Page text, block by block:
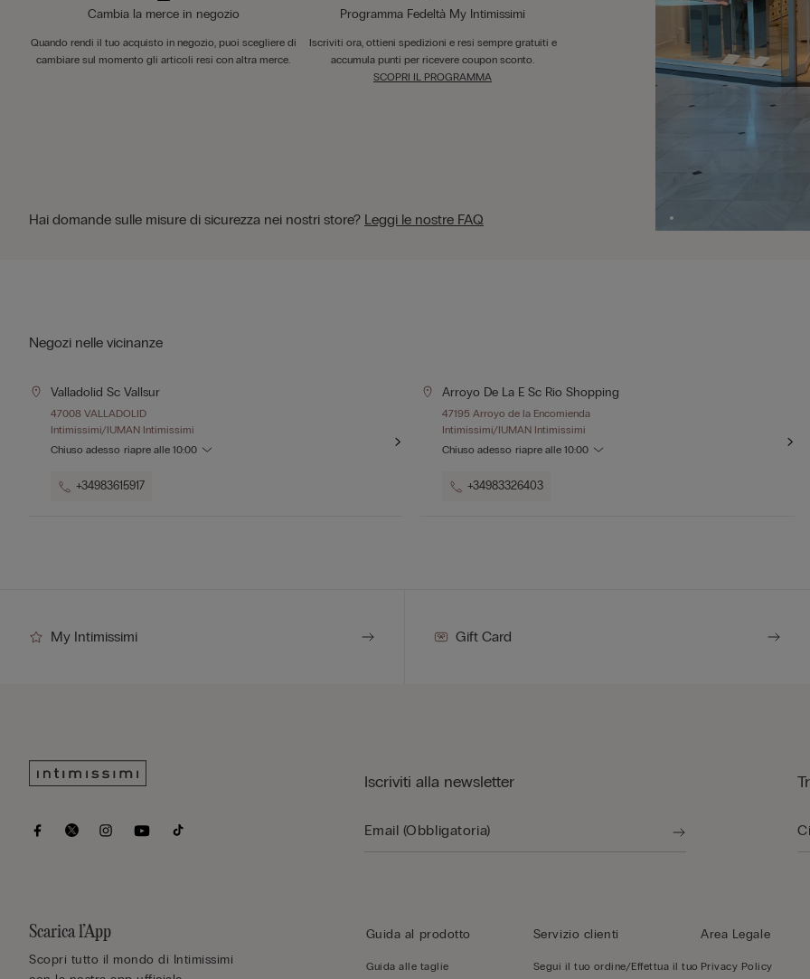
Cambia la merce in negozio
Quando rendi il tuo acquisto in negozio, puoi scegliere di
cambiare sul momento gli articoli resi con altra merce.
Programma Fedeltà My Intimissimi
Iscriviti ora, ottieni spedizioni e resi sempre gratuiti e
accumula punti per ricevere coupon sconto.
SCOPRI IL PROGRAMMA
Hai domande sulle misure di sicurezza nei nostri store? Leggi le nostre FAQ
Negozi nelle vicinanze
Valladolid Sc Vallsur
47008 VALLADOLID
Intimissimi/IUMAN Intimissimi
Chiuso adesso riapre alle 10:00
+34983615917
Arroyo De La E Sc Rio Shopping
47195 Arroyo de la Encomienda
Intimissimi/IUMAN Intimissimi
Chiuso adesso riapre alle10:00
+34983326403
My Intimissimi Gift Card
Scarica l’App
Scopri tutto il mondo di Intimissimi
Iscriviti alla newsletter
Guida al prodotto
Guida alle taglie
Servizio clienti
Segui il tuo ordine/Effettua il tuo
Area Legale
Privacy Policy